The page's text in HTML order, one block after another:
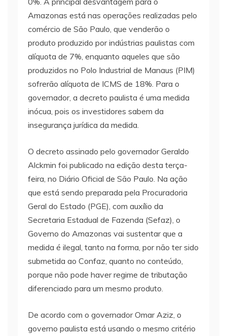
Amazonas está nas operações realizadas pelo
comércio de São Paulo, que venderão o
produto produzido por indústrias paulistas com
alíquota de 7%, enquanto aqueles que são
produzidos no Polo Industrial de Manaus (PIM)
sofrerão alíquota de ICMS de 18%. Para o
governador, a decreto paulista é uma medida
inócua, pois os investidores sabem da
insegurança jurídica da medida.
O decreto assinado pelo governador Geraldo
Alckmin foi publicado na edição desta terça-
feira, no Diário Oficial de São Paulo. Na ação
que está sendo preparada pela Procuradoria
Geral do Estado (PGE), com auxílio da
Secretaria Estadual de Fazenda (Sefaz), o
Governo do Amazonas vai sustentar que a
medida é ilegal, tanto na forma, por não ter sido
submetida ao Confaz, quanto no conteúdo,
porque não pode haver regime de tributação
diferenciado para um mesmo produto.
De acordo com o governador Omar Aziz, o
governo paulista está usando o mesmo critério